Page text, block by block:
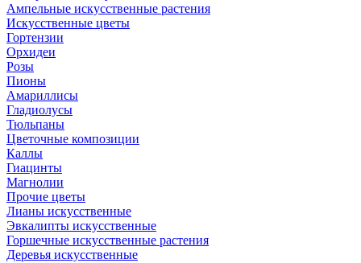
Ампельные искусственные растения
Искусственные цветы
Гортензии
Орхидеи
Розы
Пионы
Амариллисы
Гладиолусы
Тюльпаны
Цветочные композиции
Каллы
Гиацинты
Магнолии
Прочие цветы
Лианы искусственные
Эвкалипты искусственные
Горшечные искусственные растения
Деревья искусственные